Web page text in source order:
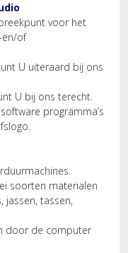
voor het
en/of
U uiteraard bij ons
U bij ons terecht.
programma’s
soorten materialen
jassen, tassen,
door de computer